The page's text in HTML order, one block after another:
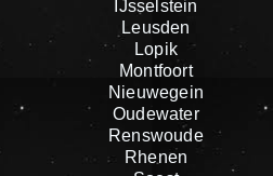
IJsselstein
Leusden
Lopik
Montfoort
Nieuwegein
Oudewater
Renswoude
Rhenen